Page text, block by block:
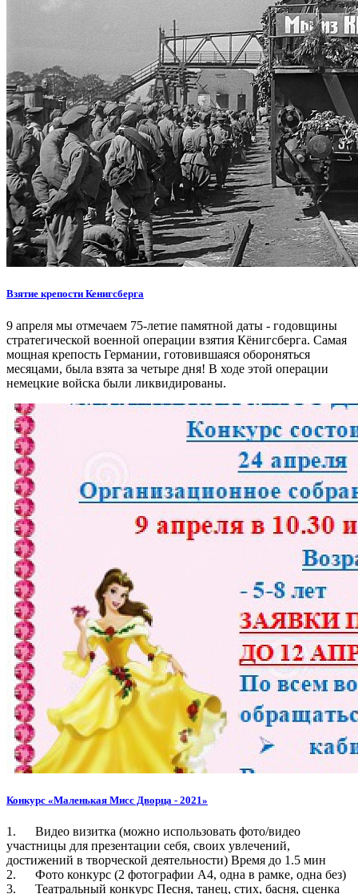
Взятие крепости Кенигсберга
9 апреля мы отмечаем 75-летие памятной даты - годовщины
стратегической военной операции взятия Кёнигсберга. Самая
мощная крепость Германии, готовившаяся обороняться
месяцами, была взята за четыре дня! В ходе этой операции
немецкие войска были ликвидированы.
Конкурс «Маленькая Мисс Дворца - 2021»
1. Видео визитка (можно использовать фото/видео
участницы для презентации себя, своих увлечений,
достижений в творческой деятельности) Время до 1.5 мин
2. Фото конкурс (2 фотографии А4, одна в рамке, одна без)
3. Театральный конкурс Песня, танец, стих, басня, сценка